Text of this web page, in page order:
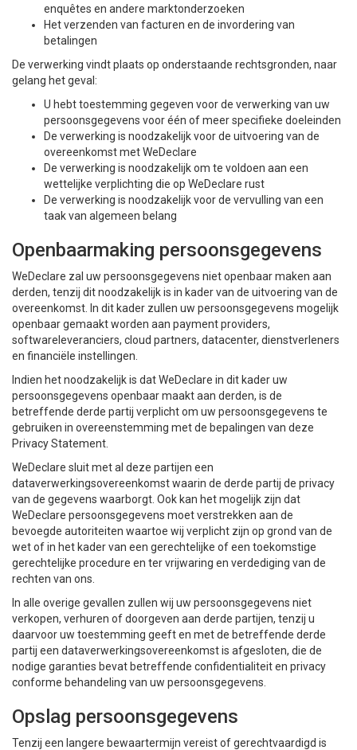
enquêtes en andere marktonderzoeken
Het verzenden van facturen en de invordering van
betalingen
De verwerking vindt plaats op onderstaande rechtsgronden, naar
gelang het geval:
U hebt toestemming gegeven voor de verwerking van uw
persoonsgegevens voor één of meer specifieke doeleinden
De verwerking is noodzakelijk voor de uitvoering van de
overeenkomst met WeDeclare
De verwerking is noodzakelijk om te voldoen aan een
wettelijke verplichting die op WeDeclare rust
De verwerking is noodzakelijk voor de vervulling van een
taak van algemeen belang
Openbaarmaking persoonsgegevens
WeDeclare zal uw persoonsgegevens niet openbaar maken aan
derden, tenzij dit noodzakelijk is in kader van de uitvoering van de
overeenkomst. In dit kader zullen uw persoonsgegevens mogelijk
openbaar gemaakt worden aan payment providers,
softwareleveranciers, cloud partners, datacenter, dienstverleners
en financiële instellingen.
Indien het noodzakelijk is dat WeDeclare in dit kader uw
persoonsgegevens openbaar maakt aan derden, is de
betreffende derde partij verplicht om uw persoonsgegevens te
gebruiken in overeenstemming met de bepalingen van deze
Privacy Statement.
WeDeclare sluit met al deze partijen een
dataverwerkingsovereenkomst waarin de derde partij de privacy
van de gegevens waarborgt. Ook kan het mogelijk zijn dat
WeDeclare persoonsgegevens moet verstrekken aan de
bevoegde autoriteiten waartoe wij verplicht zijn op grond van de
wet of in het kader van een gerechtelijke of een toekomstige
gerechtelijke procedure en ter vrijwaring en verdediging van de
rechten van ons.
In alle overige gevallen zullen wij uw persoonsgegevens niet
verkopen, verhuren of doorgeven aan derde partijen, tenzij u
daarvoor uw toestemming geeft en met de betreffende derde
partij een dataverwerkingsovereenkomst is afgesloten, die de
nodige garanties bevat betreffende confidentialiteit en privacy
conforme behandeling van uw persoonsgegevens.
Opslag persoonsgegevens
Tenzij een langere bewaartermijn vereist of gerechtvaardigd is